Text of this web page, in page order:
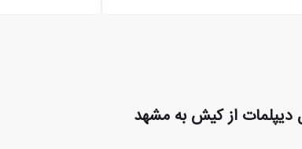
دیپلمات از کیش به مشهد